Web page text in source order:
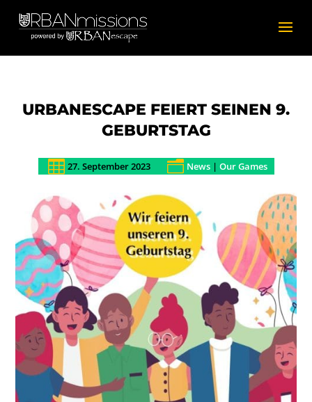
URBANESCAPE FEIERT SEINEN 9.
GEBURTSTAG
 27. September 2023 n News| Our Games